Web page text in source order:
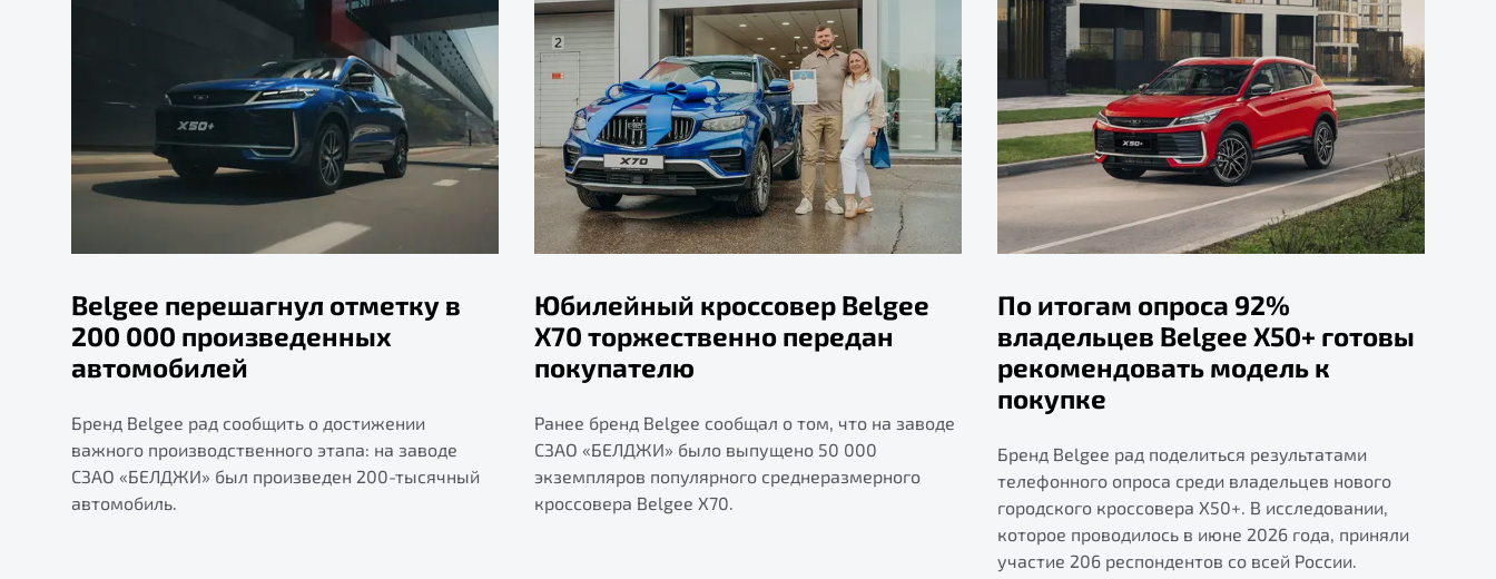
Belgee перешагнул отметку в
200 000 произведенных
автомобилей
Бренд Belgee рад сообщить о достижении
важного производственного этапа: на заводе
СЗАО «БЕЛДЖИ» был произведен 200-тысячный
автомобиль.
Юбилейный кроссовер Belgee
X70 торжественно передан
покупателю
Ранее бренд Belgee сообщал о том, что на заводе
СЗАО «БЕЛДЖИ» было выпущено 50 000
экземпляров популярного среднеразмерного
кроссовера Belgee X70.
По итогам опроса 92%
владельцев Belgee X50+ готовы
рекомендовать модель к
покупке
Бренд Belgee рад поделиться результатами
телефонного опроса среди владельцев нового
городского кроссовера X50+. В исследовании,
которое проводилось в июне 2026 года, приняли
участие 206 респондентов со всей России.